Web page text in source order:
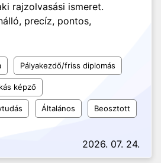
rajzolvasási ismeret.
precíz, pontos,
Pályakezdő/friss diplomás
képző
Általános Beosztott
2026. 07. 24.